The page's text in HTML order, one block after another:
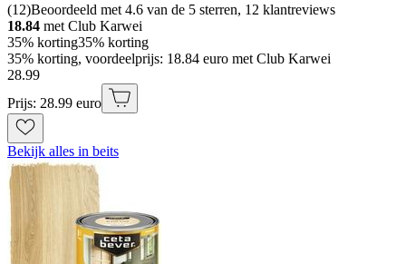
(12)Beoordeeld met 4.6 van de 5 sterren, 12 klantreviews
18.84 met Club Karwei
35% korting35% korting
35% korting, voordeelprijs: 18.84 euro met Club Karwei
28.99
Prijs: 28.99 euro
Bekijk alles in beits